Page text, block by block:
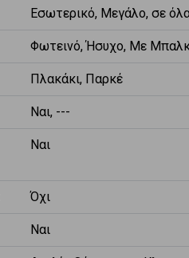
Εσωτερικό, Μεγάλο, σε
Φωτεινό, Ήσυχο, Με
Πλακάκι, Παρκέ
Ναι, ---
Ναι
Όχι
Ναι